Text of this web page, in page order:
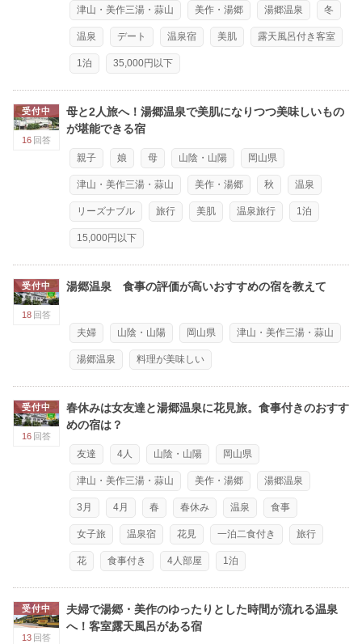
津山・美作三湯・蒜山 美作・湯郷 湯郷温泉 冬
温泉 デート 温泉宿 美肌 露天風呂付き客室
1泊 35,000円以下
受付中
16 回答
母と2人旅へ！湯郷温泉で美肌になりつつ美味しいもの
が堪能できる宿
親子 娘 母 山陰・山陽 岡山県
津山・美作三湯・蒜山 美作・湯郷 秋 温泉
リーズナブル 旅行 美肌 温泉旅行 1泊
15,000円以下
受付中
18 回答
湯郷温泉 食事の評価が高いおすすめの宿を教えて
夫婦 山陰・山陽 岡山県 津山・美作三湯・蒜山
湯郷温泉 料理が美味しい
受付中
16 回答
春休みは女友達と湯郷温泉に花見旅。食事付きのおすす
めの宿は？
友達 4人 山陰・山陽 岡山県
津山・美作三湯・蒜山 美作・湯郷 湯郷温泉
3月 4月 春 春休み 温泉 食事
女子旅 温泉宿 花見 一泊二食付き 旅行
花 食事付き 4人部屋 1泊
受付中
13 回答
夫婦で湯郷・美作のゆったりとした時間が流れる温泉
へ！客室露天風呂がある宿